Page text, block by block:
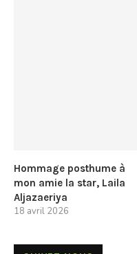
Hommage posthume à
mon amie la star, Laila
Aljazaeriya
18 avril 2026